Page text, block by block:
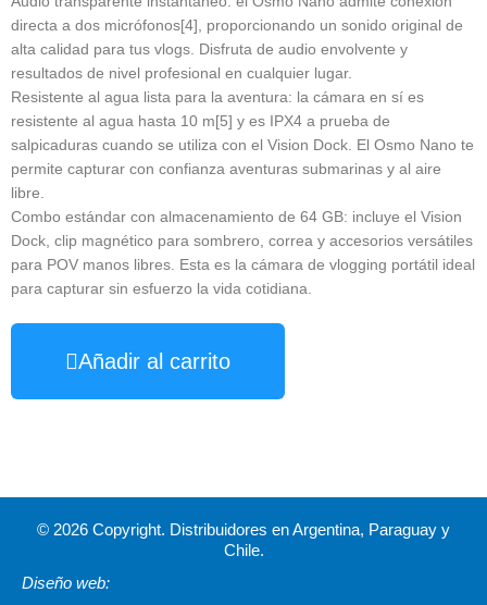
directa a dos micrófonos[4], proporcionando un sonido original de
alta calidad para tus vlogs. Disfruta de audio envolvente y
resultados de nivel profesional en cualquier lugar.
Resistente al agua lista para la aventura: la cámara en sí es
resistente al agua hasta 10 m[5] y es IPX4 a prueba de
salpicaduras cuando se utiliza con el Vision Dock. El Osmo Nano te
permite capturar con confianza aventuras submarinas y al aire
libre.
Combo estándar con almacenamiento de 64 GB: incluye el Vision
Dock, clip magnético para sombrero, correa y accesorios versátiles
para POV manos libres. Esta es la cámara de vlogging portátil ideal
para capturar sin esfuerzo la vida cotidiana.
Añadir al carrito
© 2026 Copyright. Distribuidores en Argentina, Paraguay y
Chile.
Diseño web: